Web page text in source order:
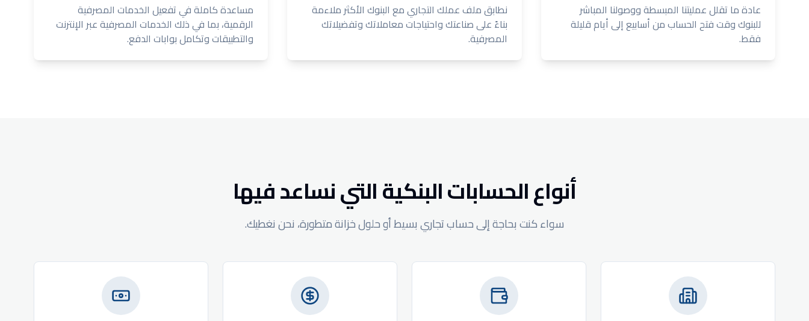
عادة ما تقلل عمليتنا المبسطة ووصولنا المباشر
للبنوك وقت فتح الحساب من أسابيع إلى أيام قليلة
فقط.
نطابق ملف عملك التجاري مع البنوك الأكثر ملاءمة
بناءً على صناعتك واحتياجات معاملاتك وتفضيلاتك
المصرفية.
مساعدة كاملة في تفعيل الخدمات المصرفية
الرقمية، بما في ذلك الخدمات المصرفية عبر الإنترنت
والتطبيقات وتكامل بوابات الدفع.
أنواع الحسابات البنكية التي نساعد فيها
سواء كنت بحاجة إلى حساب تجاري بسيط أو حلول خزانة متطورة، نحن نغطيك.